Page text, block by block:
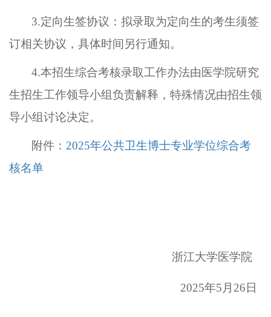
3.定向生签协议：拟录取为定向生的考生须签
订相关协议，具体时间另行通知。
4.本招生综合考核录取工作办法由医学院研究
生招生工作领导小组负责解释，特殊情况由招生领
导小组讨论决定。
附件： 2025年公共卫生博士专业学位综合考
核名单
浙江大学医学院
2025年5 月 26 日